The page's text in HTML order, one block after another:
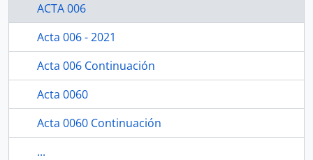
ACTA 006
Acta 006 - 2021
Acta 006 Continuación
Acta 0060
Acta 0060 Continuación
...